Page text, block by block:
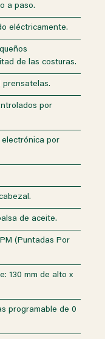
a paso.
eléctricamente.
de las costuras.
prensatelas.
por
electrónica por
de aceite.
(Puntadas Por
130 mm de alto x
programable de 0